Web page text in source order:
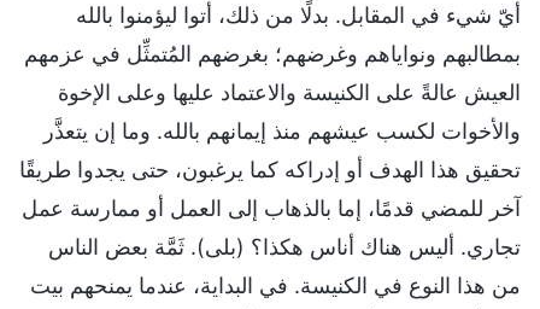
أيّ شيء في المقابل. بدلًا من ذلك، أتوا ليؤمنوا بالله
بمطالبهم ونواياهم وغرضهم؛ بغرضهم المُتمثِّل في عزمهم
العيش عالةً على الكنيسة والاعتماد عليها وعلى الإخوة
والأخوات لكسب عيشهم منذ إيمانهم بالله. وما إن يتعذَّر
تحقيق هذا الهدف أو إدراكه كما يرغبون، حتى يجدوا طريقًا
آخر للمضي قدمًا، إما بالذهاب إلى العمل أو ممارسة عمل
تجاري. أليس هناك أناس هكذا؟ (بلى). ثَمَّة بعض الناس
من هذا النوع في الكنيسة. في البداية، عندما يمنحهم بيت